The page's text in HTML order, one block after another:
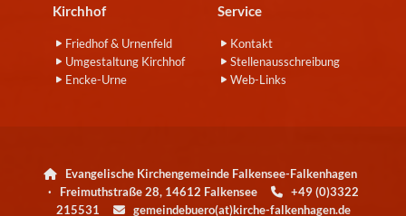
Kirchhof
Friedhof & Urnenfeld
Umgestaltung Kirchhof
Encke-Urne
Service
Kontakt
Stellenausschreibung
Web-Links

Evangelische Kirchengemeinde Falkensee-Falkenhagen
· Freimuthstraße 28, 14612 Falkensee
+49 (0)3322
215531
gemeindebuero(at)kirche-falkenhagen.de